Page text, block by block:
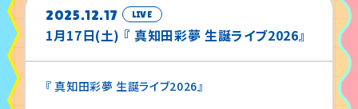
2025.12.17 LIVE
1月17日(土) 『 真知田彩夢 生誕ライブ2026』
『 真知田彩夢 生誕ライブ2026』